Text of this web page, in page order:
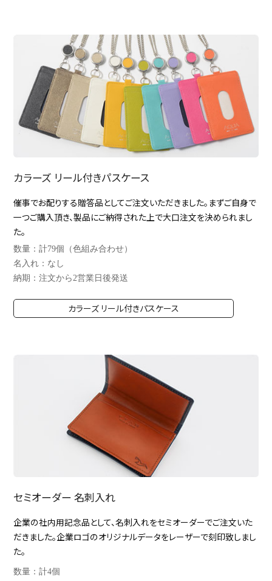
カラーズ リール付きパスケース
催事でお配りする贈答品としてご注文いただきました。まずご自身で
一つご購入頂き、製品にご納得された上で大口注文を決められまし
た。
数量：計79個（色組み合わせ）
名入れ：なし
納期：注文から2営業日後発送
カラーズ リール付きパスケース
セミオーダー 名刺入れ
企業の社内用記念品として、名刺入れをセミオーダーでご注文いた
だきました。企業ロゴのオリジナルデータをレーザーで刻印致しまし
た。
数量：計4個